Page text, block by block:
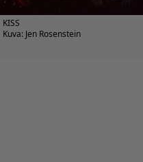
KISS
Kuva: Jen Rosenstein